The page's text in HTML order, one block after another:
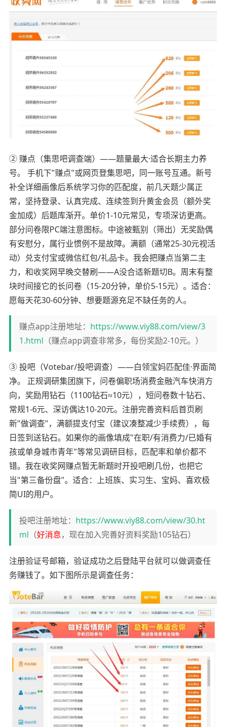
② 赚点（集思吧调查端）——题量最大·适合长期主力养
号。 手机下"赚点"或网页登集思吧，同一账号互通。新号
补全详细画像后系统学习你的匹配度，前几天题少属正
常，坚持登录、认真完成、连续签到升黄金会员（额外奖
金加成）后题库渐开。单价1-10元常见，专项深访更高。
部分问卷限PC端注意图标。中途被甄别（筛出）无奖励偶
有安慰分，属行业惯例不是故障。满额（通常25-30元视活
动）兑支付宝或微信红包/礼品卡。我会把赚点当第二主
力，和收奖网早晚交替刷——A没合适新题切B。周末有整
块时间接它的长问卷（15-20分钟，单价5-15元）。适合：
愿每天花30-60分钟、想要题源充足不缺任务的人。
赚点app注册地址： https://www.viy88.com/view/3
1.html （赚点app调查非常多，每份奖励2-10元。）
③ 投吧（Votebar/投吧调查）——白领宝妈匹配佳·界面简
净。 正规调研集团旗下，问卷偏职场消费金融汽车快消方
向，奖励用钻石（1100钻石≈10元），短问卷数十钻石、
常规1-6元、深访偶达10-20元。注册完善资料后首页刷
新"做调查"，满额提支付宝（建议凑整减少手续费），每
日签到送钻石。如果你的画像填成"在职/有消费力/已婚有
孩或单身城市青年"等常见调研目标，匹配率和单价都不
错。我在收奖网赚点暂无新题时开投吧刷几份，也把它
当"第三备份盘"。适合：上班族、实习生、宝妈、喜欢极
简UI的用户。
投吧注册地址： https://www.viy88.com/view/30.ht
ml （好消息，现在加入完善好资料奖励105钻石）
注册验证号邮箱，验证成功之后登陆平台就可以做调查任
务赚钱了。如下图所示是调查任务：